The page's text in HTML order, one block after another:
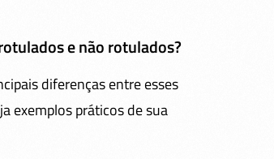
e não rotulados?
diferenças entre esses
exemplos práticos de sua